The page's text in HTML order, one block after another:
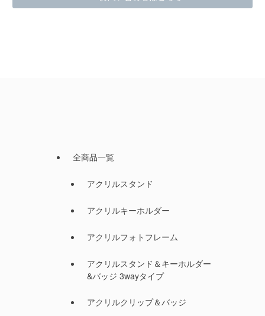
全商品一覧
アクリルスタンド
アクリルキーホルダー
アクリルフォトフレーム
アクリルスタンド＆キーホルダー
&バッジ 3wayタイプ
アクリルクリップ＆バッジ